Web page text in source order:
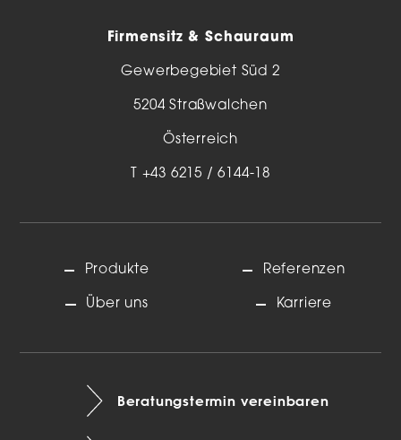
Firmensitz & Schauraum
Gewerbegebiet Süd 2
5204 Straßwalchen
Österreich
T +43 6215 / 6144-18
Produkte
Über uns
Referenzen
Karriere
Beratungstermin vereinbaren